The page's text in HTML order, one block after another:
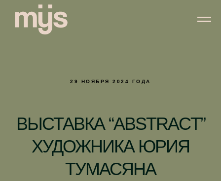
29 НОЯБРЯ 2024 ГОДА
ВЫСТАВКА “ABSTRACT”
ХУДОЖНИКА ЮРИЯ
ТУМАСЯНА